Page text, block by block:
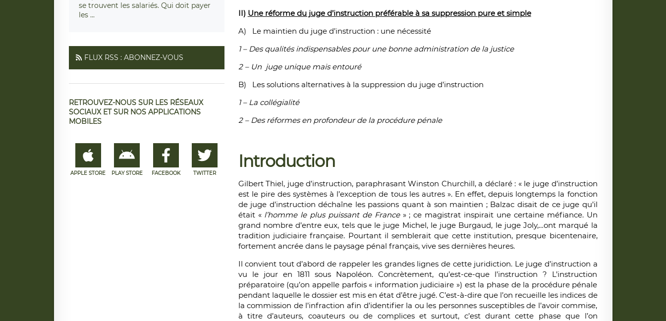
II) Une réforme du juge d’instruction préférable à sa suppression pure et simple
A) Le maintien du juge d’instruction : une nécessité
1 – Des qualités indispensables pour une bonne administration de la justice
2 – Un juge unique mais entouré
B) Les solutions alternatives à la suppression du juge d’instruction
1 – La collégialité
2 – Des réformes en profondeur de la procédure pénale
Introduction
Gilbert Thiel, juge d’instruction, paraphrasant Winston Churchill, a déclaré : « le juge d’instruction
est le pire des systèmes à l’exception de tous les autres ». En effet, depuis longtemps la fonction
de juge d’instruction déchaîne les passions quant à son maintien ; Balzac disait de ce juge qu’il
était « l’homme le plus puissant de France» ; ce magistrat inspirait une certaine méfiance. Un
grand nombre d’entre eux, tels que le juge Michel, le juge Burgaud, le juge Joly,…ont marqué la
tradition judiciaire française. Pourtant il semblerait que cette institution, presque bicentenaire,
fortement ancrée dans le paysage pénal français, vive ses dernières heures.
Il convient tout d’abord de rappeler les grandes lignes de cette juridiction. Le juge d’instruction a
vu le jour en 1811 sous Napoléon. Concrètement, qu’est-ce-que l’instruction ? L’instruction
préparatoire (qu’on appelle parfois « information judiciaire ») est la phase de la procédure pénale
pendant laquelle le dossier est mis en état d’être jugé. C’est-à-dire que l’on recueille les indices de
la commission de l’infraction afin d’identifier la ou les personnes susceptibles de l’avoir commise,
à titre d’auteurs, coauteurs ou de complices et surtout, c’est durant cette phase que l’on
se trouvent les salariés. Qui doit payer
les ...
FLUX RSS : ABONNEZ-VOUS
RETROUVEZ-NOUS SUR LES RÉSEAUX
SOCIAUX ET SUR NOS APPLICATIONS
MOBILES
APPLE STORE PLAY STORE FACEBOOK TWITTER